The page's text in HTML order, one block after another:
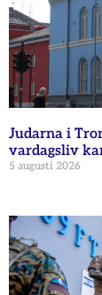
Judarna i
vardagsliv
5 augusti 2026